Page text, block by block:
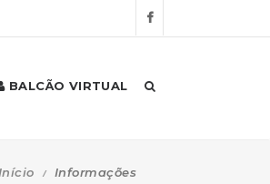
BALCÃO VIRTUAL
Início Informações